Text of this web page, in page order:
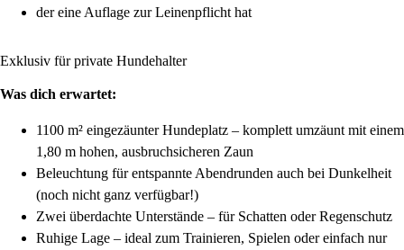
der eine Auflage zur Leinenpflicht hat
Exklusiv für private Hundehalter
Was dich erwartet:
1100 m² eingezäunter Hundeplatz – komplett umzäunt mit einem
1,80 m hohen, ausbruchsicheren Zaun
Beleuchtung für entspannte Abendrunden auch bei Dunkelheit
(noch nicht ganz verfügbar!)
Zwei überdachte Unterstände – für Schatten oder Regenschutz
Ruhige Lage – ideal zum Trainieren, Spielen oder einfach nur